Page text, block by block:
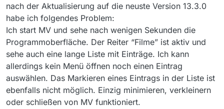
nach der Aktualisierung auf die neuste Version 13.3.0
habe ich folgendes Problem:
Ich start MV und sehe nach wenigen Sekunden die
Programmoberfläche. Der Reiter “Filme” ist aktiv und
sehe auch eine lange Liste mit Einträge. Ich kann
allerdings kein Menü öffnen noch einen Eintrag
auswählen. Das Markieren eines Eintrags in der Liste ist
ebenfalls nicht möglich. Einzig minimieren, verkleinern
oder schließen von MV funktioniert.